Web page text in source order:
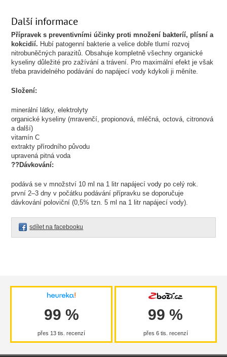
Další informace
Přípravek s preventivními účinky proti množení bakteríí, plísní a
kokcidií. Hubí patogenní bakterie a velice dobře tlumí rozvoj
nitrobuněčných parazitů.Obsahuje kompletně všechny organické
kyseliny důležité pro zažívání a trávení. Pro maximální efekt je však
třeba pravidelného podávání do napájecí vody kdykoli ji měníte.
Složení:
minerální látky, elektrolyty
organické kyseliny (mravenčí, propionová, mléčná, octová, citronová
a další)
vitamín C
extrakty přírodního původu
upravená pitná voda
??Dávkování:
podává se v množství 10 ml na 1 litr napájecí vody po celý rok.
první 2–3 dny v počátku podávání přípravku se doporučuje
dávkování poloviční (0,5% tzn. 5 ml na 1 litr napájecí vody).
sdílet na facebooku
99 %
přes 13 tis. recenzí
99 %
přes 6 tis. recenzí